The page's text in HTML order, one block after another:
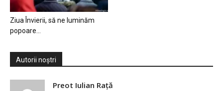
Ziua Învierii, să ne luminăm
popoare…
Autorii noștri
Preot Iulian Raţă